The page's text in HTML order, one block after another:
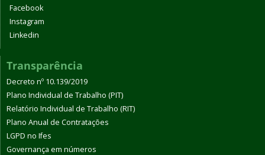
Facebook
Instagram
Linkedin
Transparência
Decreto nº 10.139/2019
Plano Individual de Trabalho (PIT)
Relatório Individual de Trabalho (RIT)
Plano Anual de Contratações
LGPD no Ifes
Governança em números